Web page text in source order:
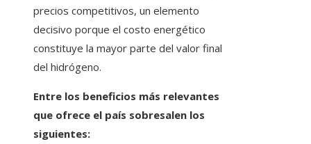
precios competitivos, un elemento
decisivo porque el costo energético
constituye la mayor parte del valor final
del hidrógeno.
Entre los beneficios más relevantes
que ofrece el país sobresalen los
siguientes: